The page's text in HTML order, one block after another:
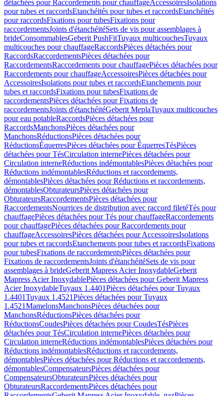
détachées pour Raccordements pour chauffageAccessoiresIsolations
pour tubes et raccordsEtanchéités pour tubes et raccordsEtanchéités
pour raccordsFixations pour tubesFixations pour
raccordementsJoints d'étanchéitéSets de vis pour assemblages à
brideConsommablesGeberit PushFitTuyaux multicouchesTuyaux
multicouches pour chauffageRaccordsPièces détachées pour
RaccordsRaccordementsPièces détachées pour
RaccordementsRaccordements pour chauffagePièces détachées pour
Raccordements pour chauffageAccessoiresPièces détachées pour
AccessoiresIsolations pour tubes et raccordsEtanchements pour
tubes et raccordsFixations pour tubesFixations de
raccordementsPièces détachées pour Fixations de
raccordementsJoints d'étanchéitéGeberit MeplaTuyaux multicouches
pour eau potableRaccordsPièces détachées pour
RaccordsManchonsPièces détachées pour
ManchonsRéductionsPièces détachées pour
RéductionsÉquerresPièces détachées pour ÉquerresTésPièces
détachées pour TésCirculation internePièces détachées pour
Circulation interneRéductions indémontablesPièces détachées pour
Réductions indémontablesRéductions et raccordements,
démontablesPièces détachées pour Réductions et raccordements,
démontablesObturateursPièces détachées pour
ObturateursRaccordementsPièces détachées pour
RaccordementsNourrices de distribution avec raccord filetéTés pour
chauffagePièces détachées pour Tés pour chauffageRaccordements
pour chauffagePièces détachées pour Raccordements pour
chauffageAccessoiresPièces détachées pour AccessoiresIsolations
pour tubes et raccordsEtanchements pour tubes et raccordsFixations
pour tubesFixations de raccordementsPièces détachées pour
Fixations de raccordementsJoints d'étanchéitéSets de vis pour
assemblages à brideGeberit Mapress Acier InoxydableGeberit
Mapress Acier InoxydablePièces détachées pour Geberit Mapress
Acier InoxydableTuyaux 1.4401Pièces détachées pour Tuyaux
1.4401Tuyaux 1.4521Pièces détachées pour Tuyaux
1.4521MamelonsManchonsPièces détachées pour
ManchonsRéductionsPièces détachées pour
RéductionsCoudesPièces détachées pour CoudesTésPièces
détachées pour TésCirculation internePièces détachées pour
Circulation interneRéductions indémontablesPièces détachées pour
Réductions indémontablesRéductions et raccordements,
démontablesPièces détachées pour Réductions et raccordements,
démontablesCompensateursPièces détachées pour
CompensateursObturateursPièces détachées pour
ObturateursRaccordementsPièces détachées pour